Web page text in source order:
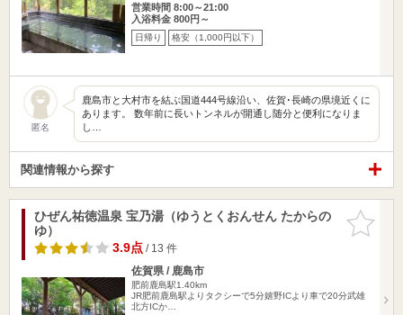
営業時間 8:00～21:00
入浴料金 800円～
日帰り 格安（1,000円以下）
匿名
鹿島市と大村市を結ぶ国道444号線沿い、佐賀･長崎の県境近くに
あります。 数年前に長いトンネルが開通し随分と便利になりま
し…
関連情報から探す
お気に入
りに追加
ひぜん祐徳温泉 宝乃湯（ゆうとくおんせん たからの
ゆ）
3.9点/ 13 件
佐賀県 / 鹿島市
肥前鹿島駅1.40km
JR肥前鹿島駅よりタクシーで5分嬉野ICより車で20分武雄
北方ICか…